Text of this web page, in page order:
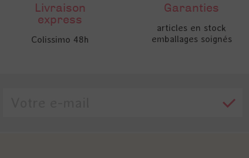
Livraison
express
Colissimo 48h
Garanties
articles en stock
emballages soignés